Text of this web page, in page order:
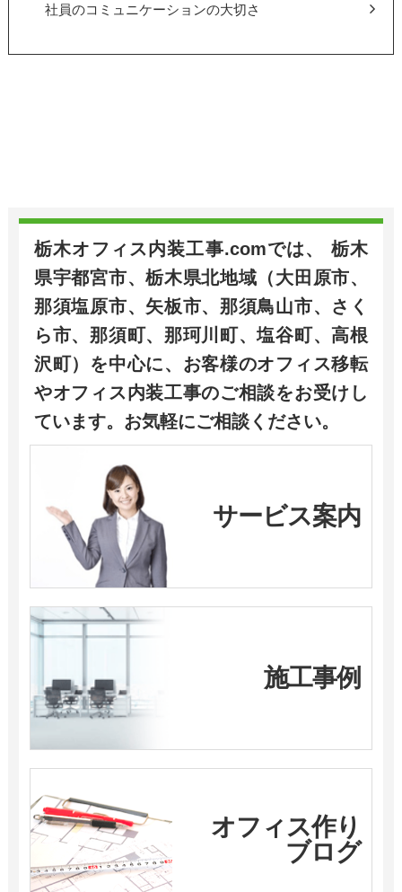
社員のコミュニケーションの大切さ
栃木オフィス内装工事.comでは、 栃木
県宇都宮市、栃木県北地域（大田原市、
那須塩原市、矢板市、那須鳥山市、さく
ら市、那須町、那珂川町、塩谷町、高根
沢町）を中心に、お客様のオフィス移転
やオフィス内装工事のご相談をお受けし
ています。お気軽にご相談ください。
サービス案内
施工事例
オフィス作り
ブログ